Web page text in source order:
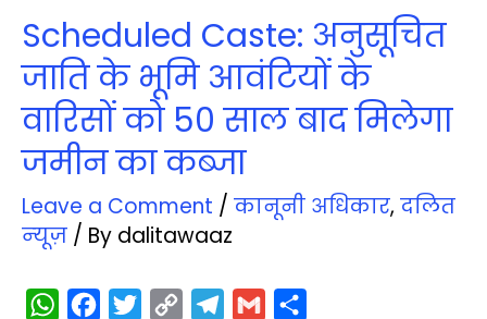
Scheduled Caste: अनुसूचित
जाति के भूमि आवंटियों के
वारिसों को 50 साल बाद मिलेगा
जमीन का कब्जा
Leave a Comment / कानूनी अधिकार, दलित
न्‍यूज़ / By dalitawaaz
W